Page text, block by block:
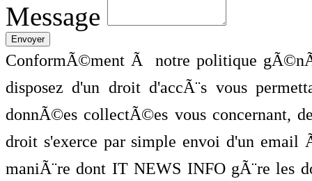
Message
ConformÃ©ment Ã notre politique
disposez d'un droit d'accÃ¨s vous
donnÃ©es collectÃ©es vous concernant,
droit s'exerce par simple envoi d'un
maniÃ¨re dont IT NEWS INFO gÃ¨re les